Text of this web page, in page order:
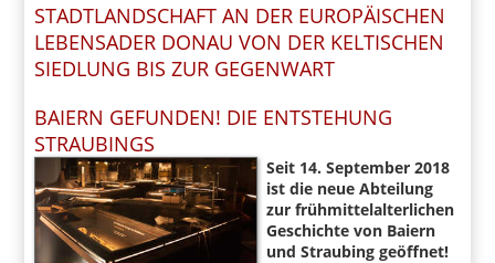
STADTLANDSCHAFT AN DER EUROPÄISCHEN
LEBENSADER DONAU VON DER KELTISCHEN
SIEDLUNG BIS ZUR GEGENWART
BAIERN GEFUNDEN! DIE ENTSTEHUNG
STRAUBINGS
Seit 14. September 2018
ist die neue Abteilung
zur frühmittelalterlichen
Geschichte von Baiern
und Straubing geöffnet!